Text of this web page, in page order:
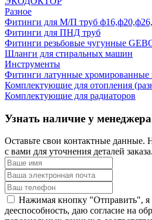
Разное
Фитинги для М/П труб
Фитинги для ПНД труб
Фитинги резьбовые чугунные
Шланги для стиральных машин
Инструменты
Фитинги латунные
Комплектующие для отопления
Комплектующие для радиаторов
Узнать наличие у менеджера
Оставьте свои контактные
с вами для уточнения деталей заказа.
Нажимая кнопку "Отправить",
дееспособность, даю согласие на